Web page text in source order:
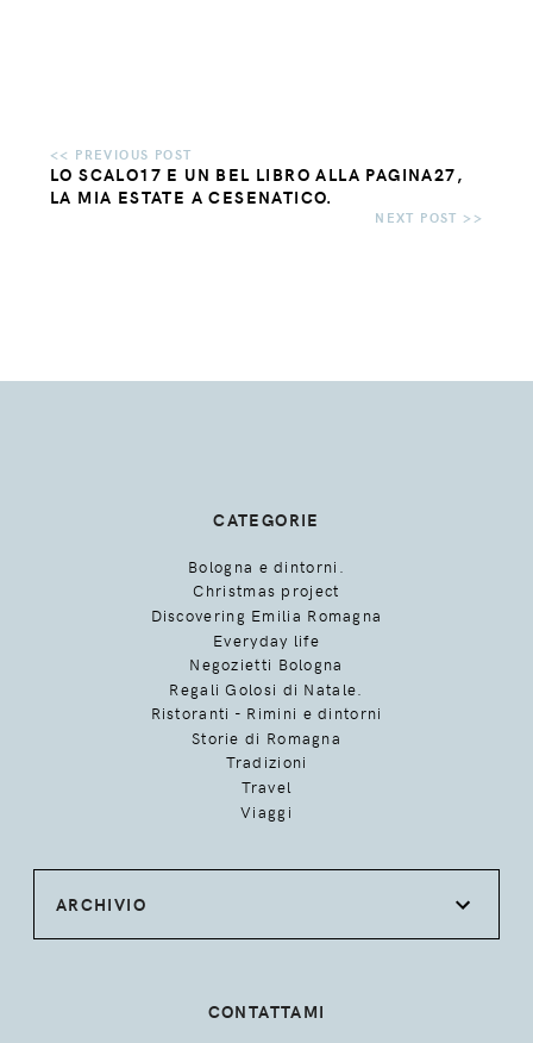
LO SCALO17 E UN BEL LIBRO ALLA PAGINA27,
LA MIA ESTATE A CESENATICO.
CATEGORIE
Bologna e dintorni.
Christmas project
Discovering Emilia Romagna
Everyday life
Negozietti Bologna
Regali Golosi di Natale.
Ristoranti - Rimini e dintorni
Storie di Romagna
Tradizioni
Travel
Viaggi
ARCHIVIO
CONTATTAMI